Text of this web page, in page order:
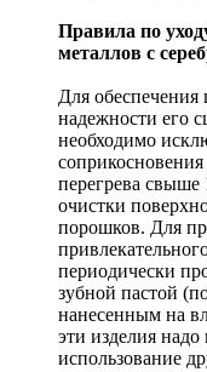
Правила по
металлов с
Для обеспечения
надежности его
необходимо
перегрева свыше
очистки
порошков. Для
периодически
зубной пастой
нанесенным на
эти изделия надо
использование